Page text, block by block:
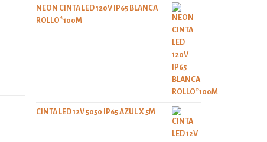
NEON CINTA LED 120V IP65 BLANCA
ROLLO*100M
CINTA LED 12V 5050 IP65 AZUL X 5M